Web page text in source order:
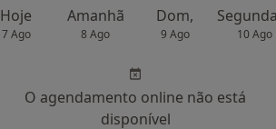
Hoje
7 Ago
Amanhã
8 Ago
Dom,
9 Ago 10 Ago
O agendamento online não está
disponível